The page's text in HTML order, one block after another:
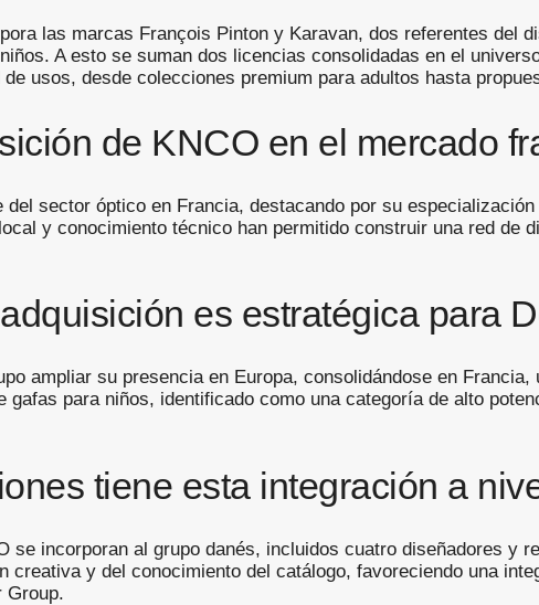
las marcas François Pinton y Karavan, dos referentes del
A esto se suman dos licencias consolidadas en el
usos, desde colecciones premium para adultos hasta
de KNCO en el mercado
del sector óptico en Francia, destacando por su
y conocimiento técnico han permitido construir una red de
es estratégica para
ampliar su presencia en Europa, consolidándose en
gafas para niños, identificado como una categoría de alto
tiene esta integración a
se incorporan al grupo danés, incluidos cuatro diseñadores y
creativa y del conocimiento del catálogo, favoreciendo una
Group.